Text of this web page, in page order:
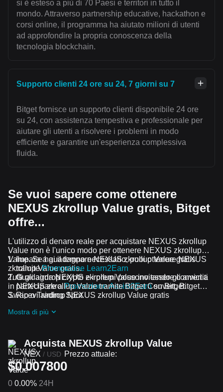
si è esteso a più di 70 Paesi e territori in tutto il
mondo. Attraverso partnership educative, hackathon e
corsi online, il programma ha aiutato milioni di utenti
ad approfondire la propria conoscenza della
tecnologia blockchain.
Supporto clienti 24 ore su 24, 7 giorni su 7
Bitget fornisce un supporto clienti disponibile 24 ore
su 24, con assistenza tempestiva e professionale per
aiutare gli utenti a risolvere i problemi in modo
efficiente e garantire un'esperienza complessiva
fluida.
Se vuoi sapere come ottenere
NEXUS zkrollup Value gratis, Bitget
offre...
L'utilizzo di denaro reale per acquistare NEXUS zkrollup
Value non è l'unico modo per ottenere NEXUS zkrollup
Value. Se hai il tempo necessario, puoi ottenere NEXUS
zkrollup Value gratis.
Impara a guadagnare NEXUS zkrollup Value gratis
tramitePromozione Learn2Earn
Guadagna NEXUS zkrollup Value invitando gli amici a
partecipare a Promozione Assist2Earnsu Bitget.
Ricevi airdrop NEXUS zkrollup Value gratis
Tutti gli airdrop crypto e i premi possono essere convertiti
in NEXUS zkrollup Value tramite Bitget Convert, Bitget
Swap o Trading Spot.
Mostra di più
Acquista NEXUS zkrollup Value
NEX / USD Prezzo attuale:
$0.007800
0 0.00% 24H